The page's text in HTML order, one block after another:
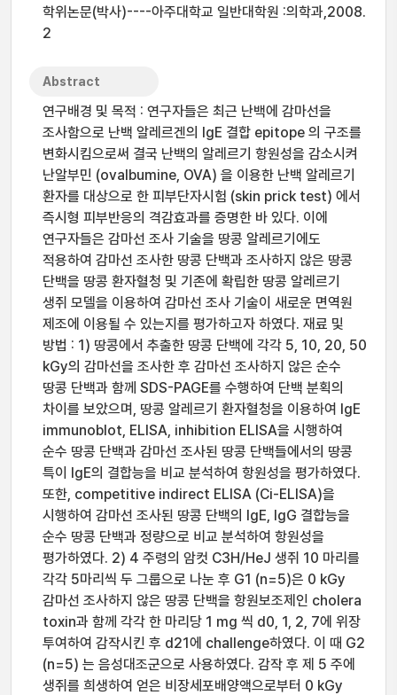
학위논문(박사)----아주대학교 일반대학원 :의학과,2008.
2
Abstract
연구배경 및 목적 : 연구자들은 최근 난백에 감마선을
조사함으로 난백 알레르겐의 IgE 결합 epitope 의 구조를
변화시킴으로써 결국 난백의 알레르기 항원성을 감소시켜
난알부민 (ovalbumine, OVA) 을 이용한 난백 알레르기
환자를 대상으로 한 피부단자시험 (skin prick test) 에서
즉시형 피부반응의 격감효과를 증명한 바 있다. 이에
연구자들은 감마선 조사 기술을 땅콩 알레르기에도
적용하여 감마선 조사한 땅콩 단백과 조사하지 않은 땅콩
단백을 땅콩 환자혈청 및 기존에 확립한 땅콩 알레르기
생쥐 모델을 이용하여 감마선 조사 기술이 새로운 면역원
제조에 이용될 수 있는지를 평가하고자 하였다. 재료 및
방법 : 1) 땅콩에서 추출한 땅콩 단백에 각각 5, 10, 20, 50
kGy의 감마선을 조사한 후 감마선 조사하지 않은 순수
땅콩 단백과 함께 SDS-PAGE를 수행하여 단백 분획의
차이를 보았으며, 땅콩 알레르기 환자혈청을 이용하여 IgE
immunoblot, ELISA, inhibition ELISA을 시행하여
순수 땅콩 단백과 감마선 조사된 땅콩 단백들에서의 땅콩
특이 IgE의 결합능을 비교 분석하여 항원성을 평가하였다.
또한, competitive indirect ELISA (Ci-ELISA)을
시행하여 감마선 조사된 땅콩 단백의 IgE, IgG 결합능을
순수 땅콩 단백과 정량으로 비교 분석하여 항원성을
평가하였다. 2) 4 주령의 암컷 C3H/HeJ 생쥐 10 마리를
각각 5마리씩 두 그룹으로 나눈 후 G1 (n=5)은 0 kGy
감마선 조사하지 않은 땅콩 단백을 항원보조제인 cholera
toxin과 함께 각각 한 마리당 1 mg 씩 d0, 1, 2, 7에 위장
투여하여 감작시킨 후 d21에 challenge하였다. 이 때 G2
(n=5) 는 음성대조군으로 사용하였다. 감작 후 제 5 주에
생쥐를 희생하여 얻은 비장세포배양액으로부터 0 kGy